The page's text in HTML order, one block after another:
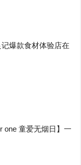
爆款食材体验店在
one 童爱无烟日】一